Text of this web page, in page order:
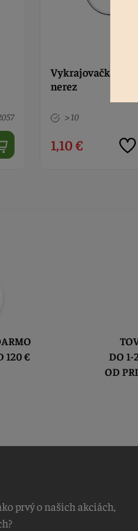
533
Vykrajovačka
9 ks
1,10 €
120 €
DO 1-
OD
prvý o našich akciách,